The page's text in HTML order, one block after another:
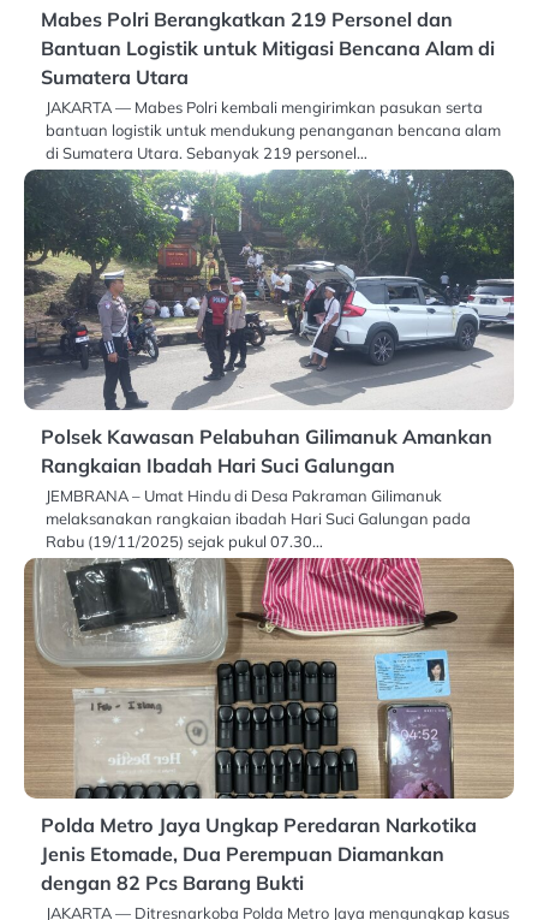
Mabes Polri Berangkatkan 219 Personel dan
Bantuan Logistik untuk Mitigasi Bencana Alam di
Sumatera Utara
JAKARTA — Mabes Polri kembali mengirimkan pasukan serta
bantuan logistik untuk mendukung penanganan bencana alam
di Sumatera Utara. Sebanyak 219 personel…
Polsek Kawasan Pelabuhan Gilimanuk Amankan
Rangkaian Ibadah Hari Suci Galungan
JEMBRANA – Umat Hindu di Desa Pakraman Gilimanuk
melaksanakan rangkaian ibadah Hari Suci Galungan pada
Rabu (19/11/2025) sejak pukul 07.30…
Polda Metro Jaya Ungkap Peredaran Narkotika
Jenis Etomade, Dua Perempuan Diamankan
dengan 82 Pcs Barang Bukti
JAKARTA — Ditresnarkoba Polda Metro Jaya mengungkap kasus